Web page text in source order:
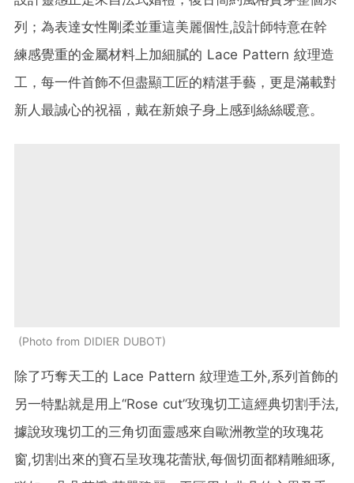
列；為表達女性剛柔並重這美麗個性,設計師特意在幹
練感覺重的金屬材料上加細膩的 Lace Pattern 紋理造
工，每一件首飾不但盡顯工匠的精湛手藝，更是滿載對
新人最誠心的祝福，戴在新娘子身上感到絲絲暖意。
Photo from DIDIER DUBOT
除了巧奪天工的 Lace Pattern 紋理造工外,系列首飾的
另一特點就是用上“Rose cut”玫瑰切工這經典切割手法,
據說玫瑰切工的三角切面靈感來自歐洲教堂的玫瑰花
窗,切割出來的寶石呈玫瑰花蕾狀,每個切面都精雕細琢,